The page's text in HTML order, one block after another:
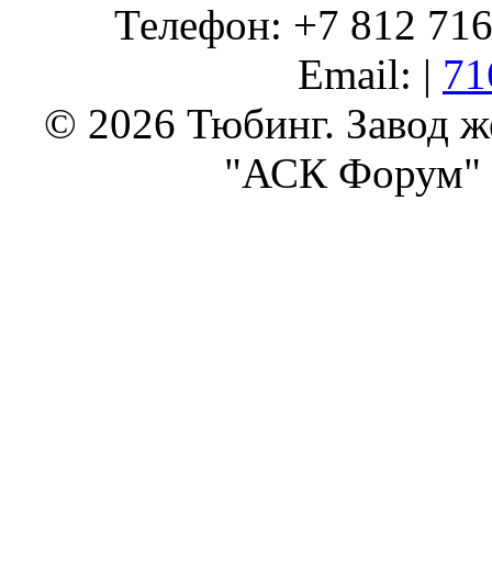
Телефон: +7 812
Email: |
© 2026 Тюбинг. Завод
"АСК Форум"